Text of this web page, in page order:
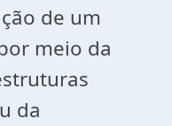
de um
meio da
da